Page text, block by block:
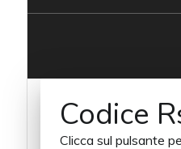
Codice
Clicca sul pulsante